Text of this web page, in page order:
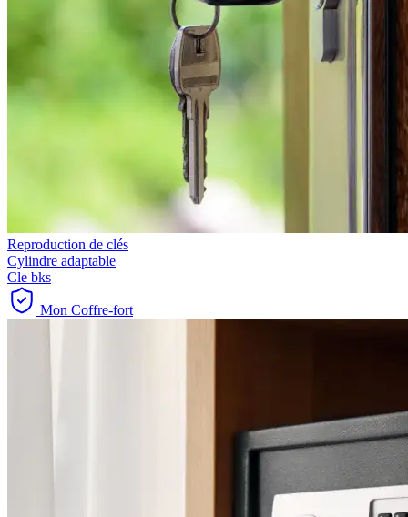
Reproduction de clés
Cylindre adaptable
Cle bks
Mon Coffre-fort